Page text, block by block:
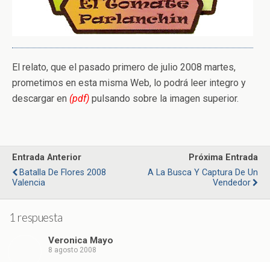
El relato, que el pasado primero de julio 2008 martes,
prometimos en esta misma Web, lo podrá leer integro y
descargar en (pdf) pulsando sobre la imagen superior.
Entrada Anterior
Batalla De Flores 2008
Valencia
Próxima Entrada
A La Busca Y Captura De Un
Vendedor
1 respuesta
Veronica Mayo
8 agosto 2008